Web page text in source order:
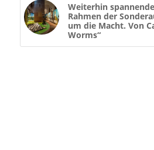
Weiterhin
Rahmen der
um die Macht. Von
Worms“